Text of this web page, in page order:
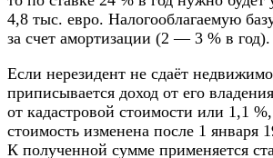
4,8 тыс. евро. Налогооблагаемую
за счет амортизации (2 — 3 % в год).
Если нерезидент не сдаёт
приписывается доход от его
от кадастровой стоимости или 1,1
стоимость изменена после 1 января
К полученной сумме применяется